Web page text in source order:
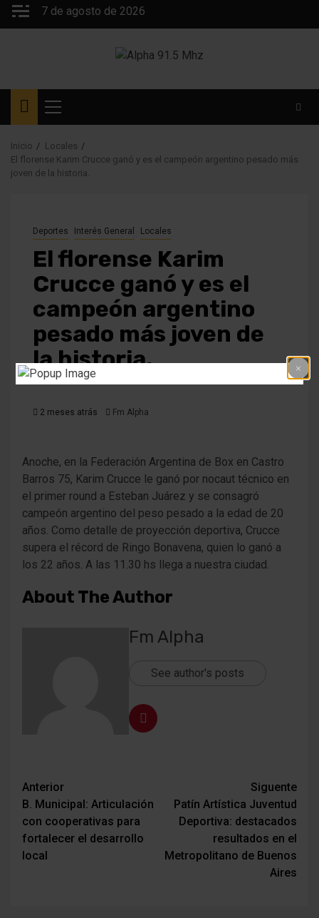
Saltar
7 de agosto de 2026
Menú
principal
Inicio
Locales
El florense Karim Crucce ganó y es el campeón argentino pesado más
joven de la historia.
Deportes Interés General Locales
El florense Karim
Crucce ganó y es el
campeón argentino
pesado más joven de
la historia.
2 meses atrás Fm Alpha
Anoche, en la Federación Argentina de Box en Castro
Barros 75, Karim Crucce le ganó por nocaut técnico en
el primer round a Esteban Juárez y se consagró
campeón argentino del peso pesado a la edad de 20
años. Como detalle de proyección deportiva, Crucce
supera el récord de Ringo Bonavena, quien lo ganó a
los 22 años. A las 11.30 hs llega a nuestra ciudad.
About The Author
Fm Alpha
See author's posts
Navegación
de
entradas
Anterior
B. Municipal: Articulación
con cooperativas para
fortalecer el desarrollo
local
Siguente
Patín Artística Juventud
Deportiva: destacados
resultados en el
Metropolitano de Buenos
Aires